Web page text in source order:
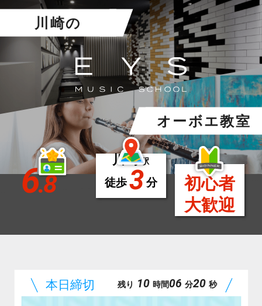
川崎の
オーボエ教室
6.8
川崎駅
徒歩3分
初心者
大歓迎
残り 10 時間06 分19 秒